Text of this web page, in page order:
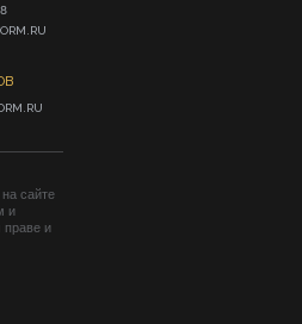
сайте
и
праве и